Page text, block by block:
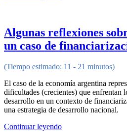
Algunas reflexiones
un caso de
(Tiempo estimado: 11 - 21 minutos)
El caso de la economía argentina
dificultades (crecientes) que enfrentan
desarrollo en un contexto de
una estrategia de desarrollo nacional.
Continuar leyendo